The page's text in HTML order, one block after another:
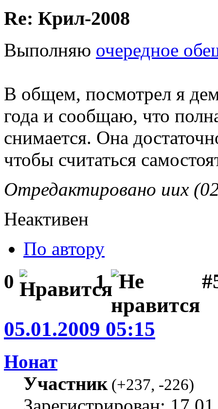
Re: Крил-2008
Выполняю очередное
В общем, посмотрел я
года и сообщаю, что
снимается. Она
чтобы считаться
Отредактировано uux
Неактивен
По автору
0 1
05.01.2009 05:15
Нонат
Участник(+237, -226)